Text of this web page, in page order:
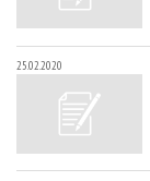
25.02.2020